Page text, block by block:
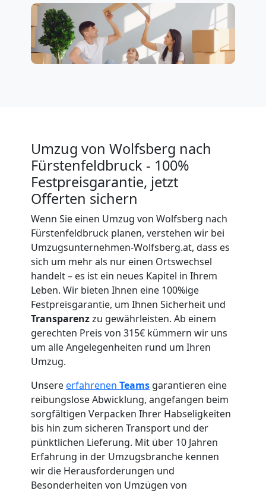
Umzug von Wolfsberg nach
Fürstenfeldbruck - 100%
Festpreisgarantie, jetzt
Offerten sichern
Wenn Sie einen Umzug von Wolfsberg nach
Fürstenfeldbruck planen, verstehen wir bei
Umzugsunternehmen-Wolfsberg.at, dass es
sich um mehr als nur einen Ortswechsel
handelt – es ist ein neues Kapitel in Ihrem
Leben. Wir bieten Ihnen eine 100%ige
Festpreisgarantie, um Ihnen Sicherheit und
Transparenzzu gewährleisten. Ab einem
gerechten Preis von 315€ kümmern wir uns
um alle Angelegenheiten rund um Ihren
Umzug.
Unsereerfahrenen Teams garantieren eine
reibungslose Abwicklung, angefangen beim
sorgfältigen Verpacken Ihrer Habseligkeiten
bis hin zum sicheren Transport und der
pünktlichen Lieferung. Mit über 10 Jahren
Erfahrung in der Umzugsbranche kennen
wir die Herausforderungen und
Besonderheiten von Umzügen von
Klaviertransport
Wolfsberg
Tresortransport
Wolfsberg
Umzug
für
Senioren
Wolfsberg
Fernumzug
Wolfsberg